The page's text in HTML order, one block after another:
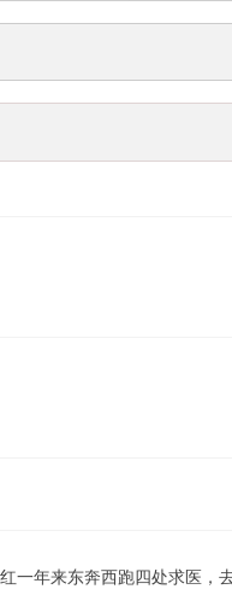
年来东奔西跑四处求医，